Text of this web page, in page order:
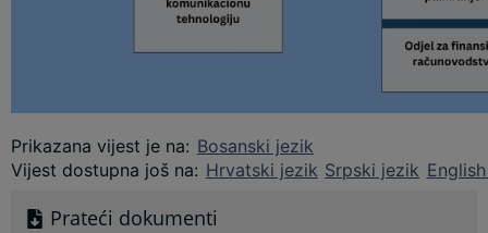
Prikazana vijest je na: Bosanski jezik
Vijest dostupna još na: Hrvatski jezik Srpski jezik
Prateći dokumenti